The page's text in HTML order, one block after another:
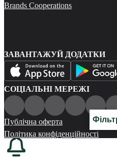
Brands Cooperations
ЗАВАНТАЖУЙ ДОДАТКИ
СОЦІАЛЬНІ МЕРЕЖІ
Публічна оферта
Політика конфіденційності
Карта сайту
© 2026 Всі права захищені